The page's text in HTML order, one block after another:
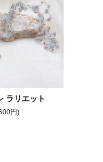
ラリエット
円)